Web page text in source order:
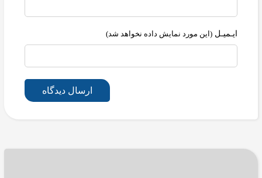
ایـمیـل (این مورد نمایش داده نخواهد شد)
ارسال دیدگاه